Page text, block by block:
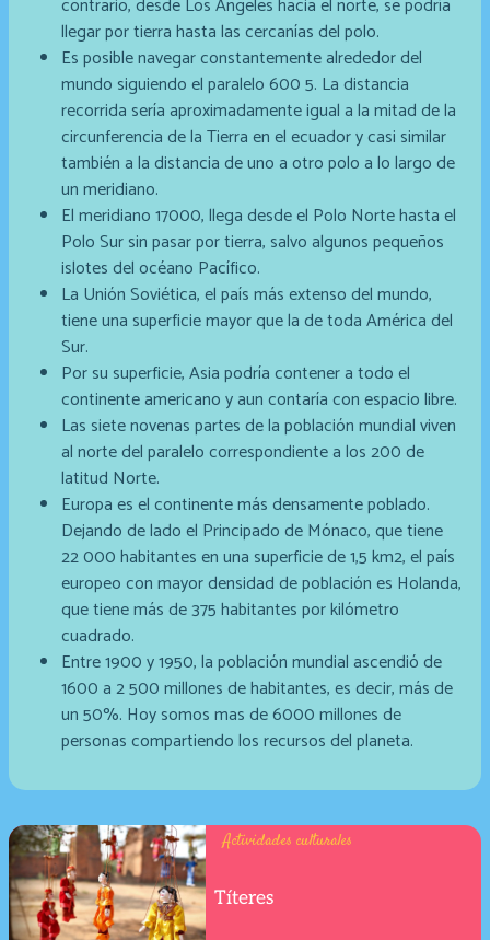
contrario, desde Los Angeles hacia el norte, se podría
llegar por tierra hasta las cercanías del polo.
Es posible navegar constantemente alrededor del
mundo siguiendo el paralelo 600 5. La distancia
recorrida sería aproximadamente igual a la mitad de la
circunferencia de la Tierra en el ecuador y casi similar
también a la distancia de uno a otro polo a lo largo de
un meridiano.
El meridiano 17000, llega desde el Polo Norte hasta el
Polo Sur sin pasar por tierra, salvo algunos pequeños
islotes del océano Pacífico.
La Unión Soviética, el país más extenso del mundo,
tiene una superficie mayor que la de toda América del
Sur.
Por su superficie, Asia podría contener a todo el
continente americano y aun contaría con espacio libre.
Las siete novenas partes de la población mundial viven
al norte del paralelo correspondiente a los 200 de
latitud Norte.
Europa es el continente más densamente poblado.
Dejando de lado el Principado de Mónaco, que tiene
22 000 habitantes en una superficie de 1,5 km2, el país
europeo con mayor densidad de población es Holanda,
que tiene más de 375 habitantes por kilómetro
cuadrado.
Entre 1900 y 1950, la población mundial ascendió de
1600 a 2 500 millones de habitantes, es decir, más de
un 50%. Hoy somos mas de 6000 millones de
personas compartiendo los recursos del planeta.
Actividades culturales
Títeres